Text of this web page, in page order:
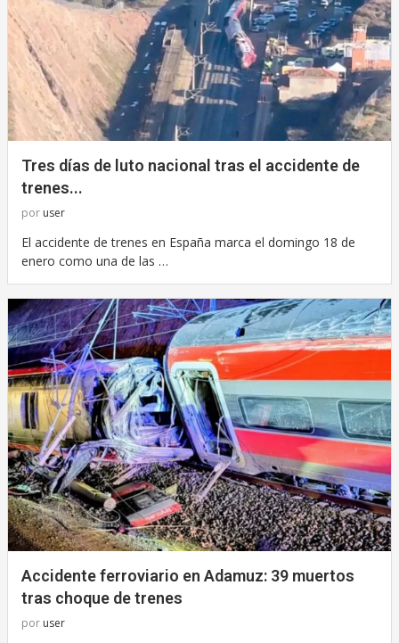
Tres días de luto nacional tras el accidente de
trenes...
por user
El accidente de trenes en España marca el domingo 18 de
enero como una de las …
Accidente ferroviario en Adamuz: 39 muertos
tras choque de trenes
por user